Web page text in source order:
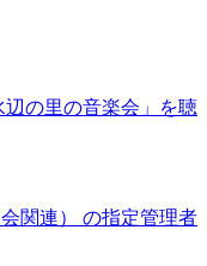
辺の里の音楽会」を聴
関連） の指定管理者